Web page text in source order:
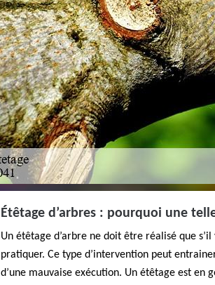
Étêtage d’arbres : pourquoi une
Un étêtage d’arbre ne doit être réalisé que
pratiquer. Ce type d’intervention peut
d’une mauvaise exécution. Un étêtage est en